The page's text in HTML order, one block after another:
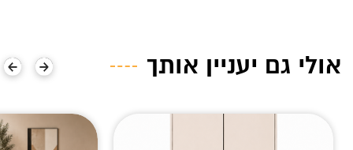
אולי גם יעניין אותך